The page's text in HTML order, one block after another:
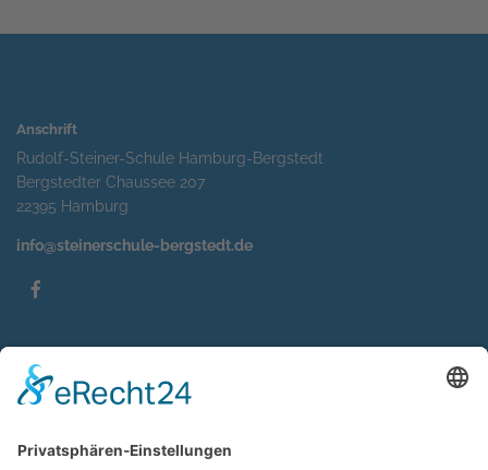
Anschrift
Rudolf-Steiner-Schule Hamburg-Bergstedt
Bergstedter Chaussee 207
22395 Hamburg
info@steinerschule-bergstedt.de
Impressum
Datenschutzerklärung
Kontakt